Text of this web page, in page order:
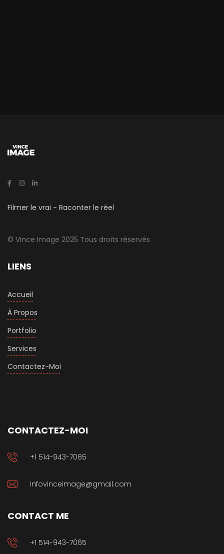
Filmer le vrai - Raconter le réel
© Vince Image 2025 Tous droits réservés
LIENS
Accueil
À Propos
Portfolio
Services
Contactez-Moi
CONTACTEZ-MOI
+1 514-943-7065
infovinceimage@gmail.com
CONTACT ME
+1 514-943-7065